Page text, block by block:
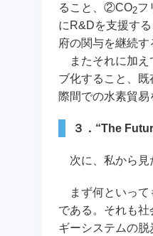
ること、②CO2フ
にR&Dを支援す
府の関与を継続す
またそれに加え
ブ化すること、
際間での水素貿易
３．“The
次に、私から見
まず何といって
である。それも
ギーシステムの